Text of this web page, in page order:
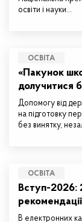
освіти і науки…
ОСВІТА
«Пакунок
долучитися
Допомогу від
на підготовку
без винятку,
ОСВІТА
Вступ-2026:
В електронних